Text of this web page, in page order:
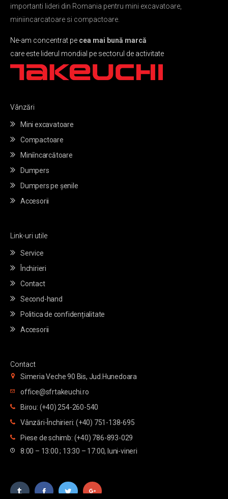
importanti lideri din Romania pentru mini excavatoare,
miniincarcatoare si compactoare.
Ne-am concentrat pe cea mai bună marcă
care este liderul mondial pe sectorul de activitate
Vânzări
Mini excavatoare
Compactoare
Miniîncarcătoare
Dumpers
Dumpers pe șenile
Accesorii
Link-uri utile
Service
Închirieri
Contact
Second-hand
Politica de confidențialitate
Accesorii
Contact
Simeria Veche 90 Bis, Jud.Hunedoara
office@sfrtakeuchi.ro
Birou: (+40) 254-260-540
Vânzări-Închirieri: (+40) 751-138-695
Piese de schimb: (+40) 786-893-029
8:00 – 13:00 ; 13:30 – 17:00, luni-vineri